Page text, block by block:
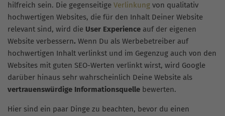
hilfreich sein. Die gegenseitige Verlinkung von qualitativ
hochwertigen Websites, die für den Inhalt Deiner Website
relevant sind, wird die User Experience auf der eigenen
Website verbessern. Wenn Du als Werbebetreiber auf
hochwertigen Inhalt verlinkst und im Gegenzug auch von den
Websites mit guten SEO-Werten verlinkt wirst, wird Google
darüber hinaus sehr wahrscheinlich Deine Website als
vertrauenswürdige Informationsquelle bewerten.
Hier sind ein paar Dinge zu beachten, bevor du einen